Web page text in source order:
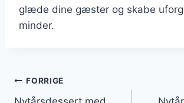
glæde dine gæster og skabe
minder.
Indlægsnavigation
FORRIGE